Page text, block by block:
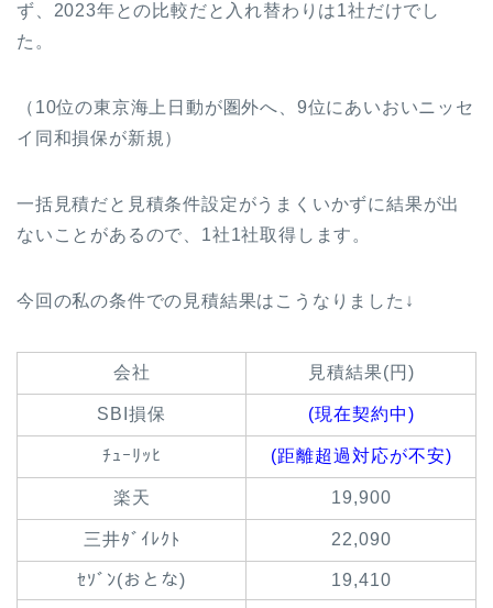
ず、2023年との比較だと入れ替わりは1社だけでし
た。
（10位の東京海上日動が圏外へ、9位にあいおいニッセ
イ同和損保が新規）
一括見積だと見積条件設定がうまくいかずに結果が出
ないことがあるので、1社1社取得します。
今回の私の条件での見積結果はこうなりました↓
会社 見積結果(円)
SBI損保 (現在契約中)
ﾁｭｰﾘｯﾋ (距離超過対応が不安)
楽天 19,900
三井ﾀﾞｲﾚｸﾄ 22,090
ｾｿﾞﾝ(おとな) 19,410